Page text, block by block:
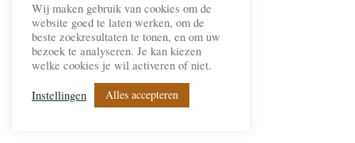
Wij maken gebruik van cookies om de
website goed te laten werken, om de
beste zoekresultaten te tonen, en om uw
bezoek te analyseren. Je kan kiezen
welke cookies je wil activeren of niet.
Instellingen
Alles accepteren